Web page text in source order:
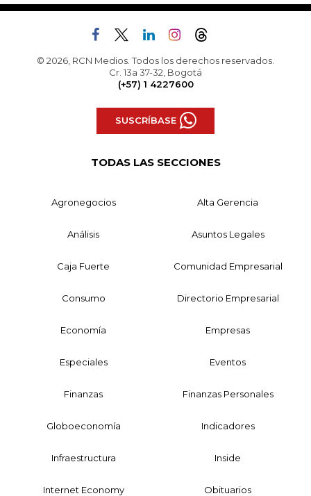
© 2026, RCN Medios. Todos los derechos reservados.
Cr. 13a 37-32, Bogotá
(+57) 1 4227600
SUSCRÍBASE
TODAS LAS SECCIONES
Agronegocios Alta Gerencia
Análisis Asuntos Legales
Caja Fuerte Comunidad Empresarial
Consumo Directorio Empresarial
Economía Empresas
Especiales Eventos
Finanzas Finanzas Personales
Globoeconomía Indicadores
Infraestructura Inside
Internet Economy Obituarios